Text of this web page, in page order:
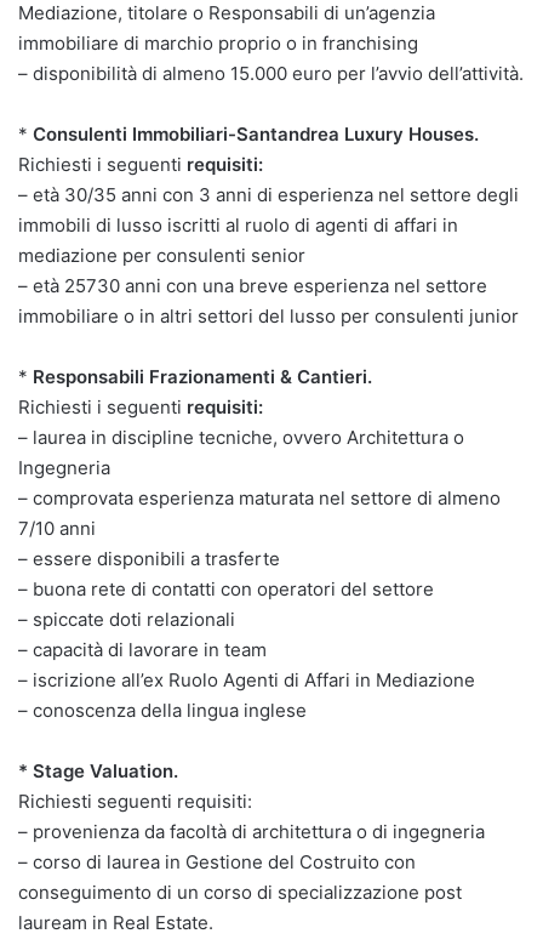
Mediazione, titolare o Responsabili di un’agenzia
immobiliare di marchio proprio o in franchising
– disponibilità di almeno 15.000 euro per l’avvio dell’attività.
* Consulenti Immobiliari-Santandrea Luxury Houses.
Richiesti i seguenti requisiti:
– età 30/35 anni con 3 anni di esperienza nel settore degli
immobili di lusso iscritti al ruolo di agenti di affari in
mediazione per consulenti senior
– età 25730 anni con una breve esperienza nel settore
immobiliare o in altri settori del lusso per consulenti junior
* Responsabili Frazionamenti & Cantieri.
Richiesti i seguenti requisiti:
– laurea in discipline tecniche, ovvero Architettura o
Ingegneria
– comprovata esperienza maturata nel settore di almeno
7/10 anni
– essere disponibili a trasferte
– buona rete di contatti con operatori del settore
– spiccate doti relazionali
– capacità di lavorare in team
– iscrizione all’ex Ruolo Agenti di Affari in Mediazione
– conoscenza della lingua inglese
* Stage Valuation.
Richiesti seguenti requisiti:
– provenienza da facoltà di architettura o di ingegneria
– corso di laurea in Gestione del Costruito con
conseguimento di un corso di specializzazione post
lauream in Real Estate.